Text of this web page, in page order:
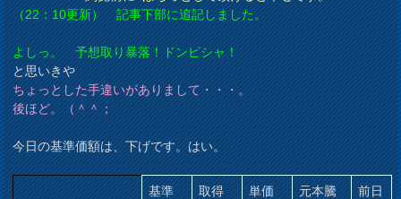
（22：10更新） 記事下部に追記しました。
よしっ。 予想取り暴落！ドンピシャ！
と思いきや
ちょっとした手違いがありまして・・・。
後ほど。（＾＾；
今日の基準価額は、下げです。はい。
基準
取得
単価
元本騰
前日